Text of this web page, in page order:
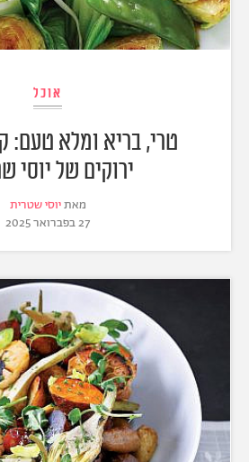
אוכל
טרי, בריא ומלא טעם:
ירוקים של יוסי
מאתיוסי שטרית
27 בפברואר 2025